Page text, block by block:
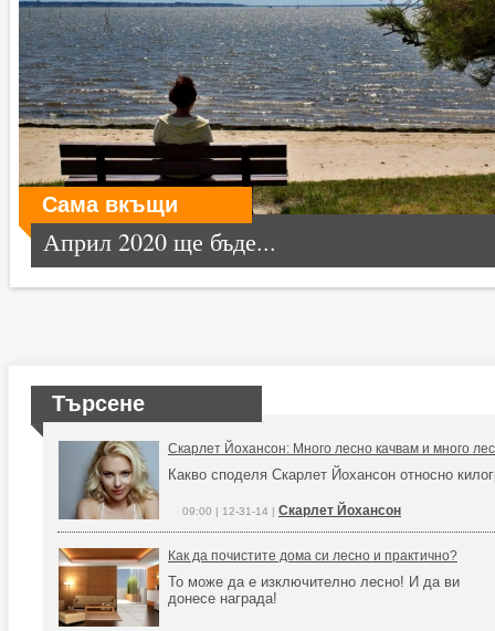
Сама вкъщи
Април 2020 ще бъде...
Търсене
Скарлет Йохансон: Много лесно качвам и много
Какво споделя Скарлет Йохансон относно
09:00 | 12-31-14 | Скарлет Йохансон
Как да почистите дома си лесно и практично?
То може да е изключително лесно! И да ви
донесе награда!